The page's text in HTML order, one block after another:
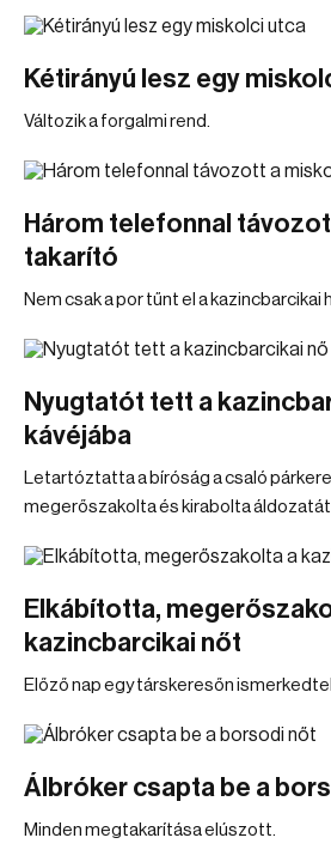
Kétirányú lesz egy
Változik a forgalmi rend.
Három telefonnal
takarító
Nem csak a por tűnt el a kazincbarcikai
Nyugtatót tett a
kávéjába
Letartóztatta a bíróság a csaló
megerőszakolta és kirabolta
Elkábította,
kazincbarcikai nőt
Előző nap egy társkeresőn
Álbróker csapta be a
Minden megtakarítása elúszott.